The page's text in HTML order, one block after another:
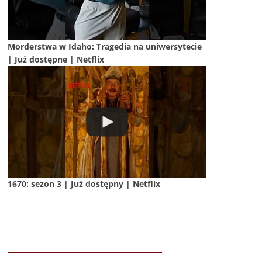
Morderstwa w Idaho: Tragedia na uniwersytecie
| Już dostępne | Netflix
1670: sezon 3 | Już dostępny | Netflix